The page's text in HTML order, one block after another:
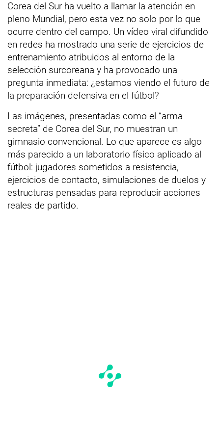
Corea del Sur ha vuelto a llamar la atención en
pleno Mundial, pero esta vez no solo por lo que
ocurre dentro del campo. Un vídeo viral difundido
en redes ha mostrado una serie de ejercicios de
entrenamiento atribuidos al entorno de la
selección surcoreana y ha provocado una
pregunta inmediata: ¿estamos viendo el futuro de
la preparación defensiva en el fútbol?
Las imágenes, presentadas como el “arma
secreta” de Corea del Sur, no muestran un
gimnasio convencional. Lo que aparece es algo
más parecido a un laboratorio físico aplicado al
fútbol: jugadores sometidos a resistencia,
ejercicios de contacto, simulaciones de duelos y
estructuras pensadas para reproducir acciones
reales de partido.